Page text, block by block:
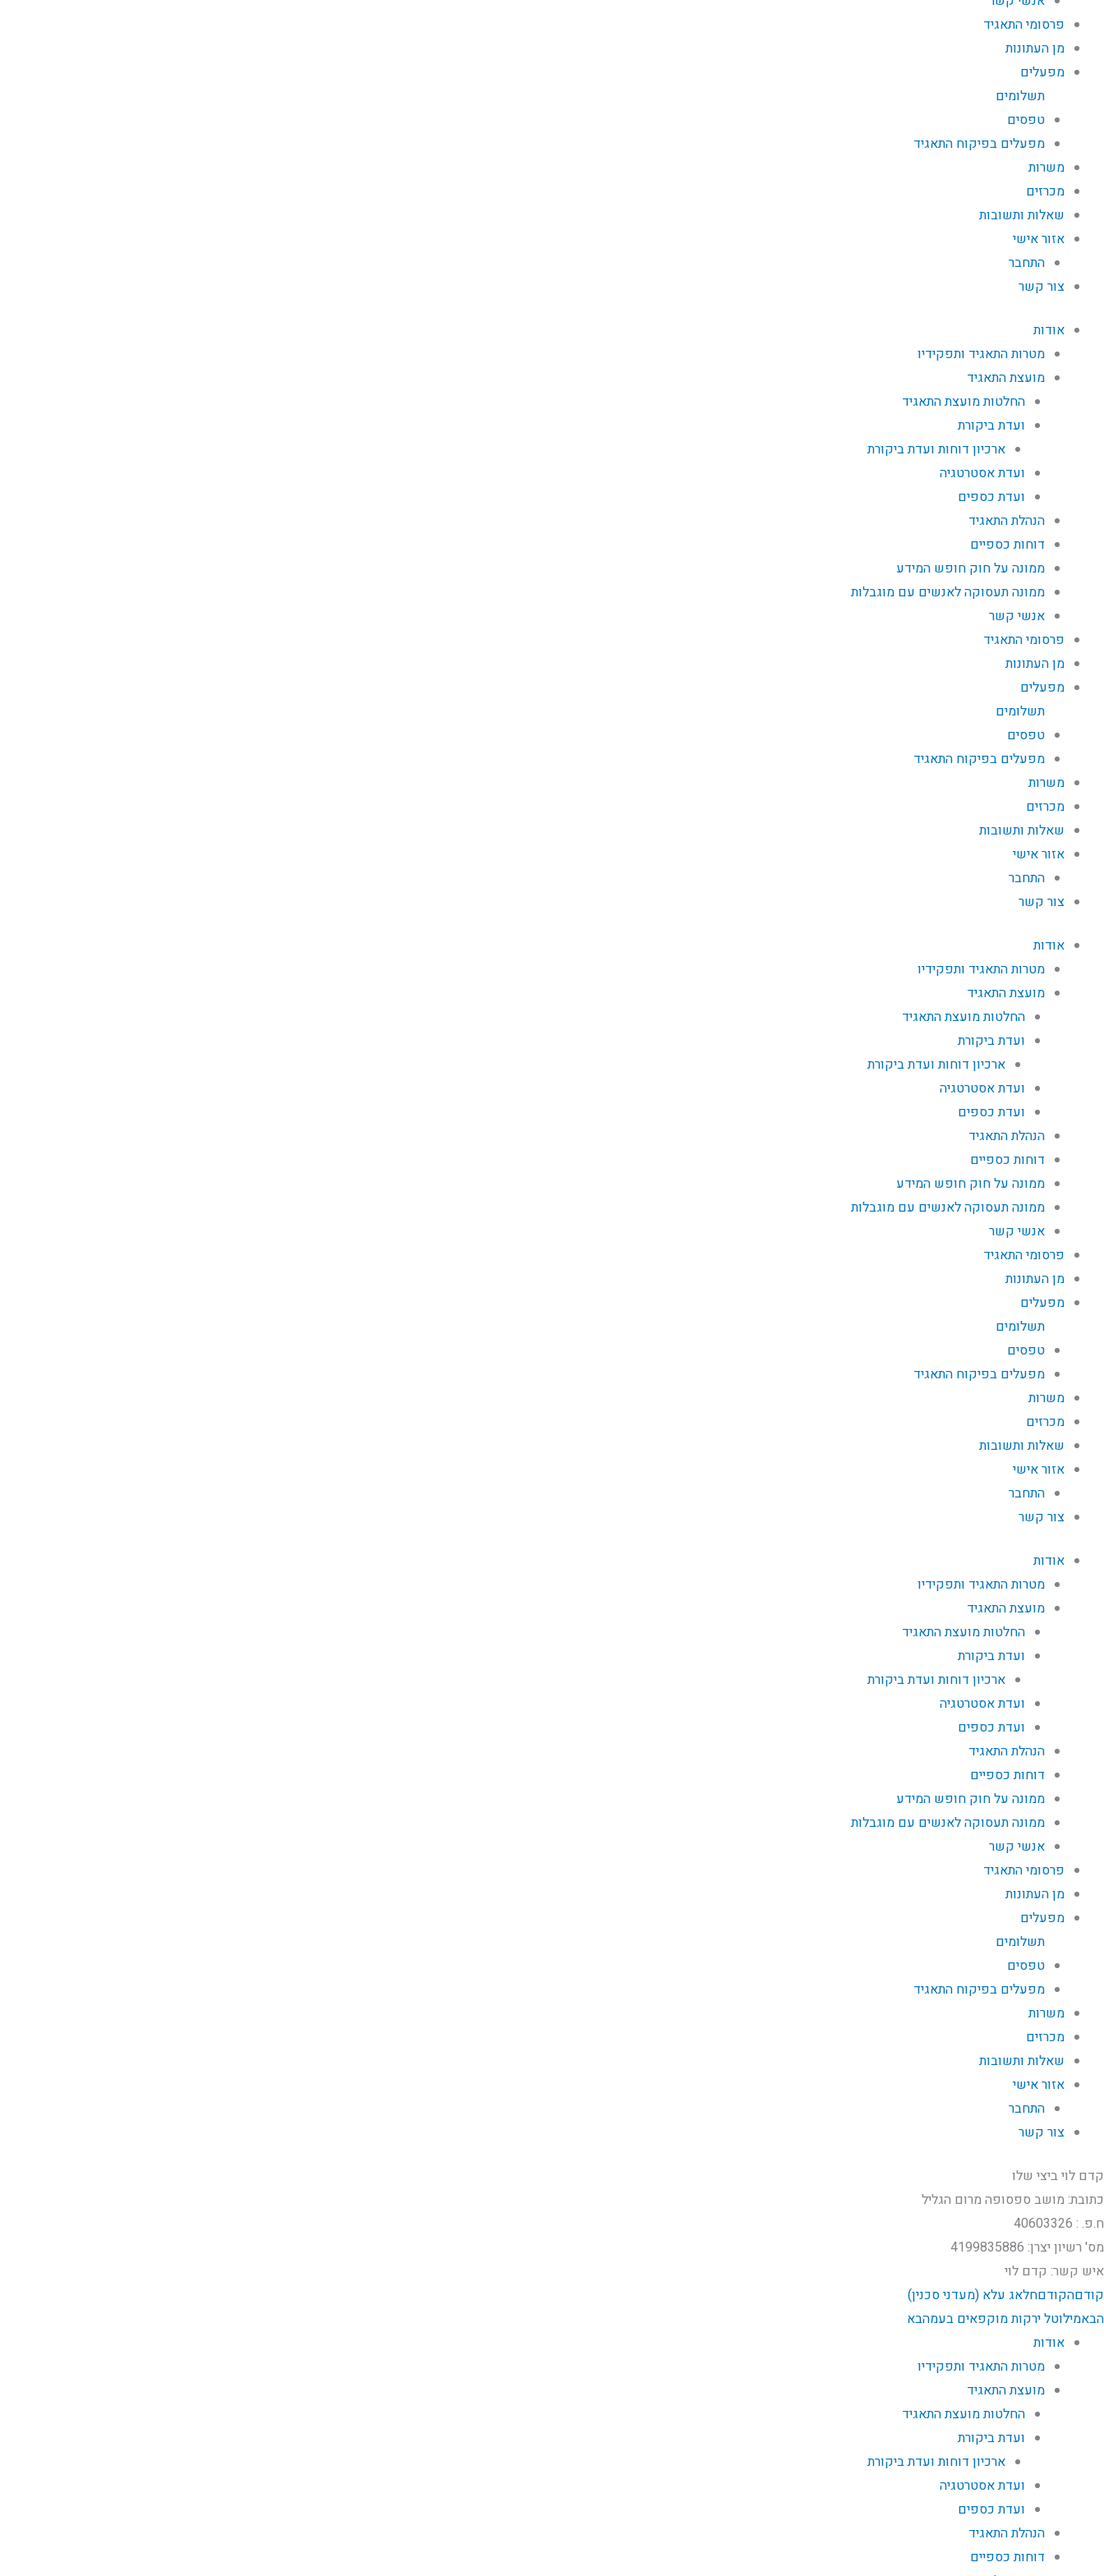
פרסומי התאגיד
מן העתונות
מפעלים
תשלומים
טפסים
מפעלים בפיקוח התאגיד
משרות
מכרזים
שאלות ותשובות
אזור אישי
התחבר
צור קשר
אודות
מטרות התאגיד ותפקידיו
מועצת התאגיד
החלטות מועצת התאגיד
ועדת ביקורת
ארכיון דוחות ועדת ביקורת
ועדת אסטרטגיה
ועדת כספים
הנהלת התאגיד
דוחות כספיים
ממונה על חוק חופש המידע
ממונה תעסוקה לאנשים עם מוגבלות
אנשי קשר
פרסומי התאגיד
מן העתונות
מפעלים
תשלומים
טפסים
מפעלים בפיקוח התאגיד
משרות
מכרזים
שאלות ותשובות
אזור אישי
התחבר
צור קשר
אודות
מטרות התאגיד ותפקידיו
מועצת התאגיד
החלטות מועצת התאגיד
ועדת ביקורת
ארכיון דוחות ועדת ביקורת
ועדת אסטרטגיה
ועדת כספים
הנהלת התאגיד
דוחות כספיים
ממונה על חוק חופש המידע
ממונה תעסוקה לאנשים עם מוגבלות
אנשי קשר
פרסומי התאגיד
מן העתונות
מפעלים
תשלומים
טפסים
מפעלים בפיקוח התאגיד
משרות
מכרזים
שאלות ותשובות
אזור אישי
התחבר
צור קשר
אודות
מטרות התאגיד ותפקידיו
מועצת התאגיד
החלטות מועצת התאגיד
ועדת ביקורת
ארכיון דוחות ועדת ביקורת
ועדת אסטרטגיה
ועדת כספים
הנהלת התאגיד
דוחות כספיים
ממונה על חוק חופש המידע
ממונה תעסוקה לאנשים עם מוגבלות
אנשי קשר
פרסומי התאגיד
מן העתונות
מפעלים
תשלומים
טפסים
מפעלים בפיקוח התאגיד
משרות
מכרזים
שאלות ותשובות
אזור אישי
התחבר
צור קשר
קדם לוי ביצי שלו
כתובת: מושב ספסופה מרום הגליל
ח.פ. : 40603326
מס' רשיון יצרן:​ 4199835886
איש קשר: קדם לוי
קודםהקודםחלאג עלא (מעדני סכנין)
הבאמילוטל ירקות מוקפאים בעמהבא
אודות
מטרות התאגיד ותפקידיו
מועצת התאגיד
החלטות מועצת התאגיד
ועדת ביקורת
ארכיון דוחות ועדת ביקורת
ועדת אסטרטגיה
ועדת כספים
הנהלת התאגיד
דוחות כספיים